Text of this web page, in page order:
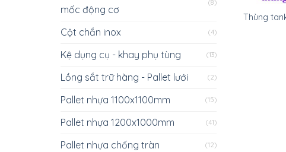
mốc động cơ
(8)
Cột chắn inox (4)
Kệ dụng cụ - khay phụ tùng (13)
Lồng sắt trữ hàng - Pallet lưới (2)
Pallet nhựa 1100x1100mm (15)
Pallet nhựa 1200x1000mm (41)
Pallet nhựa chống tràn (12)
Thùng